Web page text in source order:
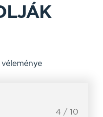
4 / 10